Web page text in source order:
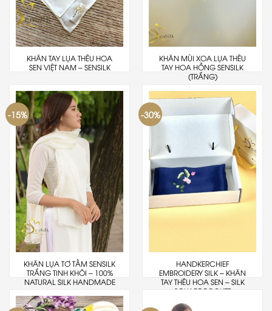
KHĂN TAY LỤA THÊU HOA
SEN VIỆT NAM – SENSILK
KHĂN MÙI XOA LỤA THÊU
TAY HOA HỒNG SENSILK
(TRẮNG)
-15%
KHĂN LỤA TƠ TẰM SENSILK
TRẮNG TINH KHÔI – 100%
NATURAL SILK HANDMADE
-30%
HANDKERCHIEF
EMBROIDERY SILK – KHĂN
TAY THÊU HOA SEN – SILK
SQUARE POCKET